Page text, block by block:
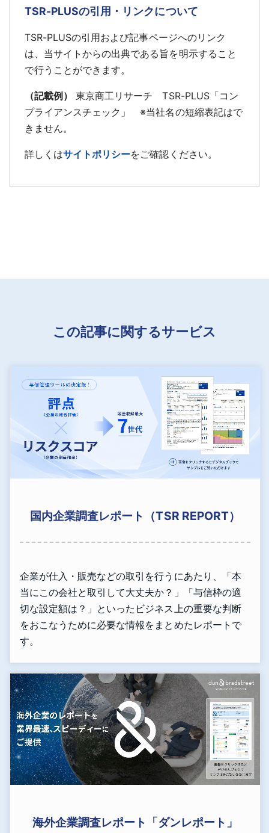
TSR-PLUSの引用・リンクについて
TSR-PLUSの引用および記事ページへのリンク
は、当サイトからの出典である旨を明示すること
で行うことができます。
（記載例）
東京商工リサーチ TSR-PLUS「コン
プライアンスチェック」 ※当社名の短縮表記はで
きません。
詳しくはサイトポリシーをご確認ください。
この記事に関するサービス
国内企業調査レポート（TSR REPORT）
企業が仕入・販売などの取引を行うにあたり、「本
当にこの会社と取引して大丈夫か？」「与信枠の適
切な設定額は？」といったビジネス上の重要な判断
をおこなうために必要な情報をまとめたレポートで
す。
海外企業調査レポート「ダンレポート」